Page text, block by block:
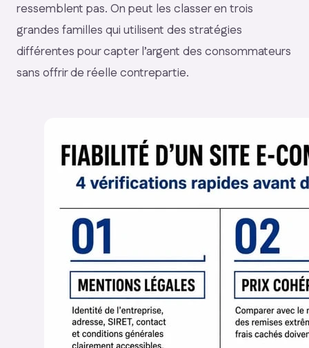
ressemblent pas. On peut les classer en trois
grandes familles qui utilisent des stratégies
différentes pour capter l’argent des consommateurs
sans offrir de réelle contrepartie.